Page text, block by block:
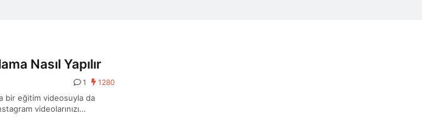
Nasıl Yapılır
1 1280
bir eğitim videosuyla da
videolarınızı…